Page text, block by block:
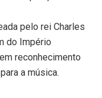
pelo rei Charles
do Império
reconhecimento
a música.